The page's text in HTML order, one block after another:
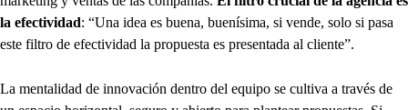
la efectividad: “Una idea es buena, buenísima, si vende, solo si pasa
este filtro de efectividad la propuesta es presentada al cliente”.
La mentalidad de innovación dentro del equipo se cultiva a través de